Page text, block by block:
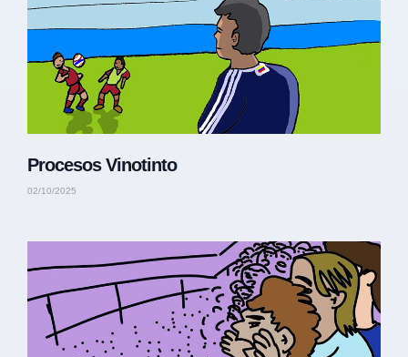
Procesos Vinotinto
02/10/2025